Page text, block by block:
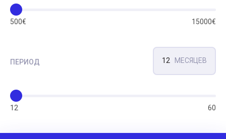
500€ 15000€
12 МЕСЯЦЕВ
ПЕРИОД
12 60